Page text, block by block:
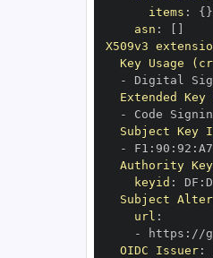
items : { }
asn :
X509v3
Key Usage
-
Extended Key
-
Subject Key
-
F1 : 90 : 92 : A7
Authority
keyid : DF :
Subject
url :
-
https : //
OIDC Issuer: